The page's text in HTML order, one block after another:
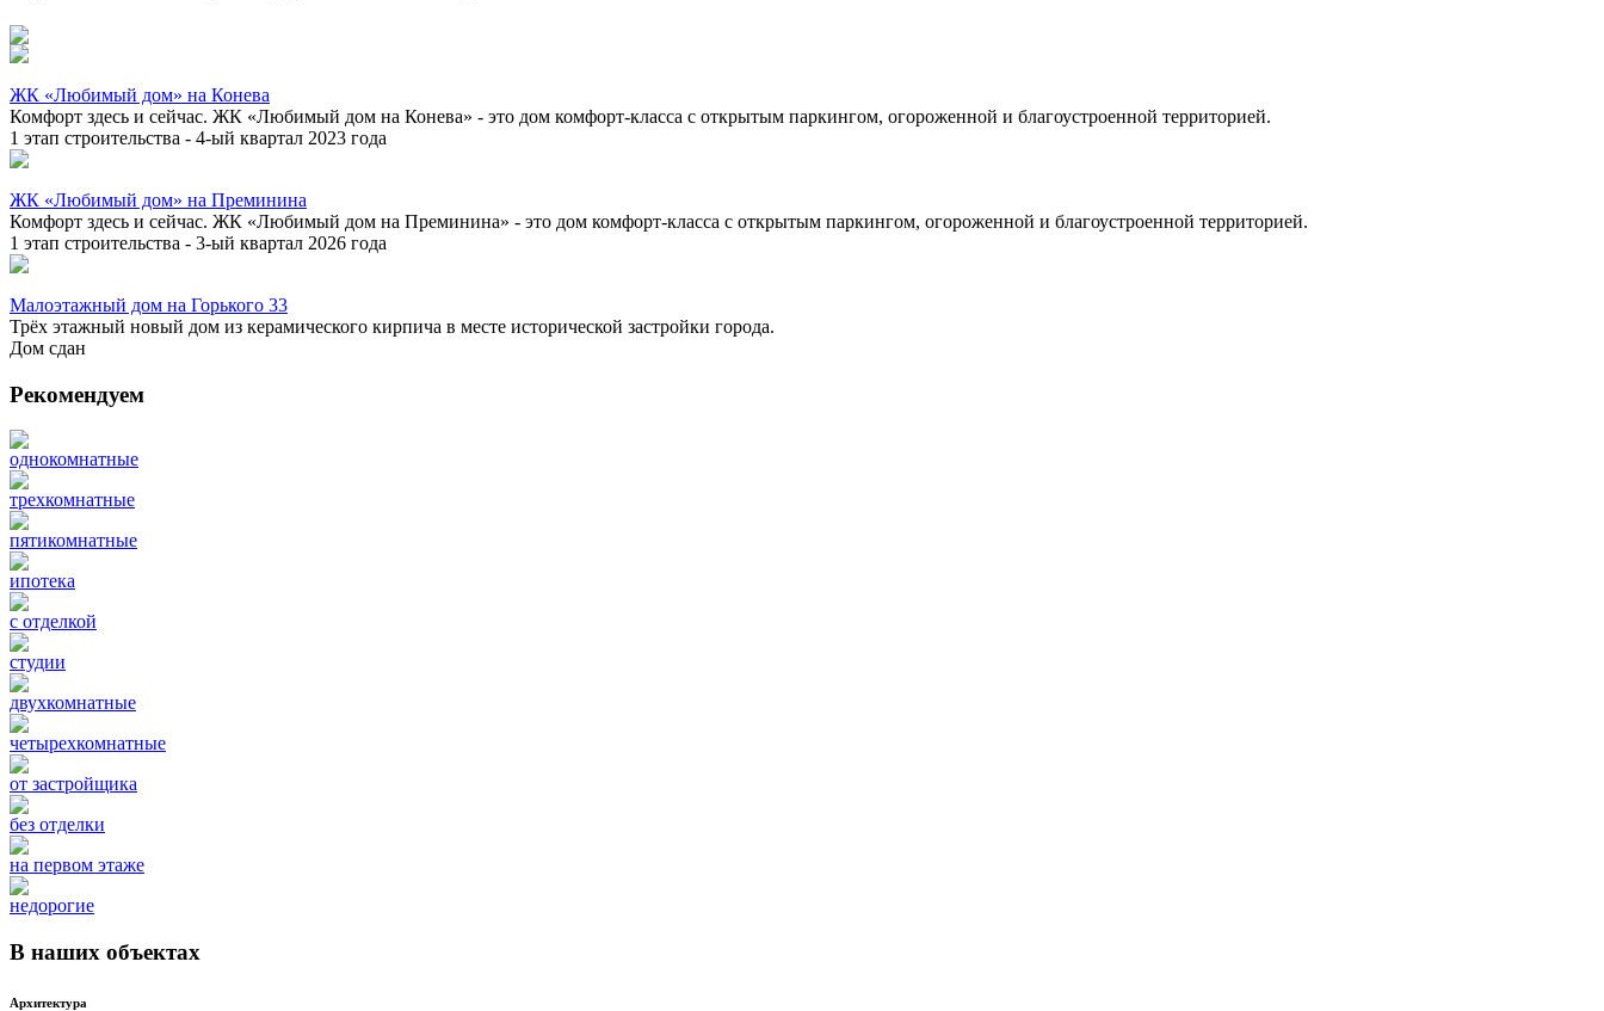
ЖК «Любимый дом» на Конева
Комфорт здесь и сейчас. ЖК «Любимый дом на Конева» - это дом комфорт-класса с открытым паркингом, огороженной и благоустроенной территорией.
1 этап строительства - 4-ый квартал 2023 года
ЖК «Любимый дом» на Преминина
Комфорт здесь и сейчас. ЖК «Любимый дом на Преминина» - это дом комфорт-класса с открытым паркингом, огороженной и благоустроенной территорией.
1 этап строительства - 3-ый квартал 2026 года
Малоэтажный дом на Горького 33
Трёх этажный новый дом из керамического кирпича в месте исторической застройки города.
Дом сдан
Рекомендуем
однокомнатные
трехкомнатные
пятикомнатные
ипотека
с отделкой
студии
двухкомнатные
четырехкомнатные
от застройщика
без отделки
на первом этаже
недорогие
В наших объектах
Архитектура